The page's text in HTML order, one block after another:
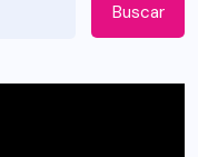
Buscar